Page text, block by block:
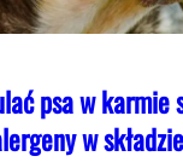
psa w karmie
w